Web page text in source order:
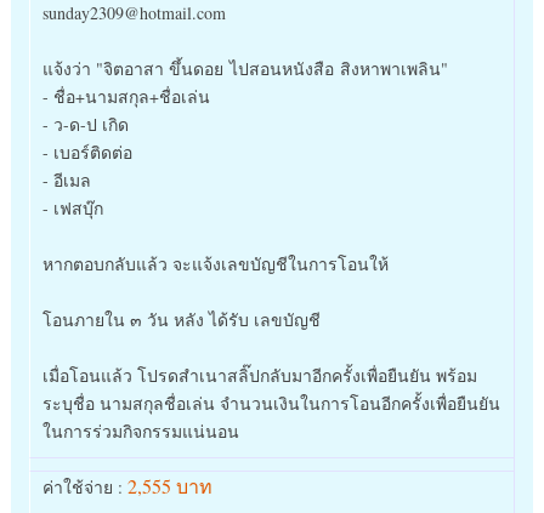
sunday2309@hotmail.com
แจ้งว่า "จิตอาสา ขึ้นดอย ไปสอนหนังสือ สิงหาพาเพลิน"
- ชื่อ+นามสกุล+ชื่อเล่น
- ว-ด-ป เกิด
- เบอร์ติดต่อ
- อีเมล
- เฟสบุ๊ก
หากตอบกลับแล้ว จะแจ้งเลขบัญชีในการโอนให้
โอนภายใน ๓ วัน หลัง ได้รับ เลขบัญชี
เมื่อโอนแล้ว โปรดสำเนาสลิ๊ปกลับมาอีกครั้งเพื่อยืนยัน พร้อม
ระบุชื่อ นามสกุลชื่อเล่น จำนวนเงินในการโอนอีกครั้งเพื่อยืนยัน
ในการร่วมกิจกรรมแน่นอน
ค่าใช้จ่าย : 2,555 บาท